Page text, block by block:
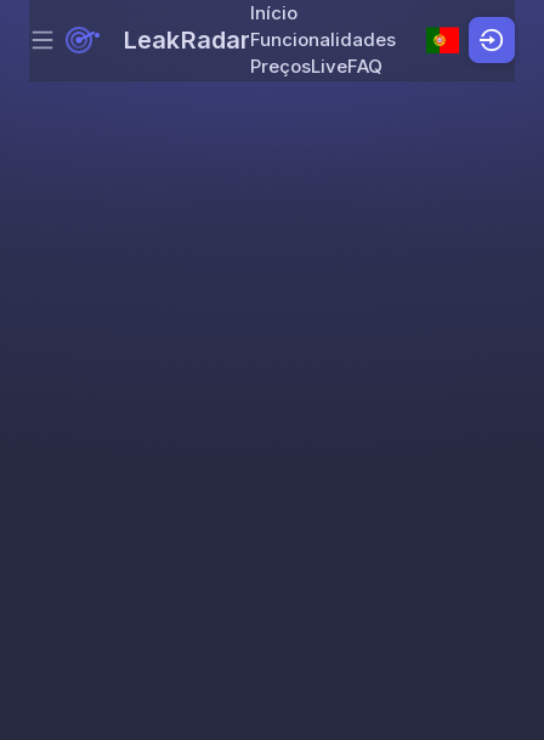
Skip to content
Menu LeakRadar
Início
Funcionalidades
PreçosLiveFAQ